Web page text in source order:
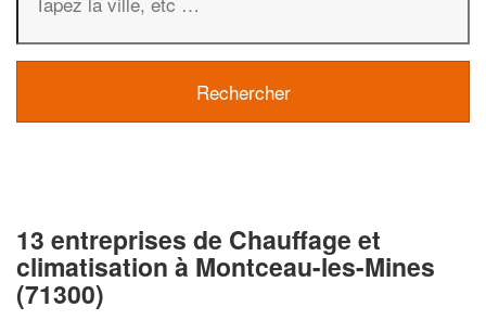
13 entreprises de Chauffage et
climatisation à Montceau-les-Mines
(71300)